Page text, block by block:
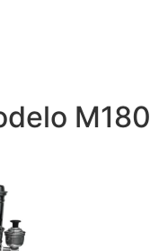
M180